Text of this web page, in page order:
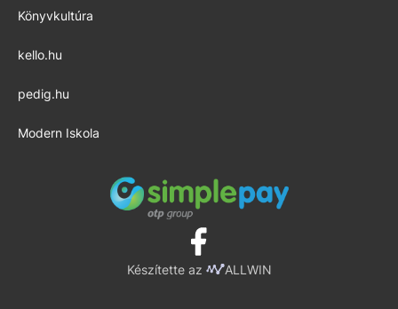
Könyvkultúra
kello.hu
pedig.hu
Modern Iskola
Készítette az ALLWIN